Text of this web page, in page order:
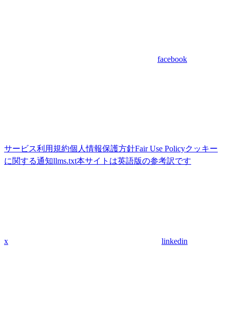
facebook
サービス利用規約個人情報保護方針Fair Use Policyクッキー
に関する通知llms.txt本サイトは英語版の参考訳です
x linkedin